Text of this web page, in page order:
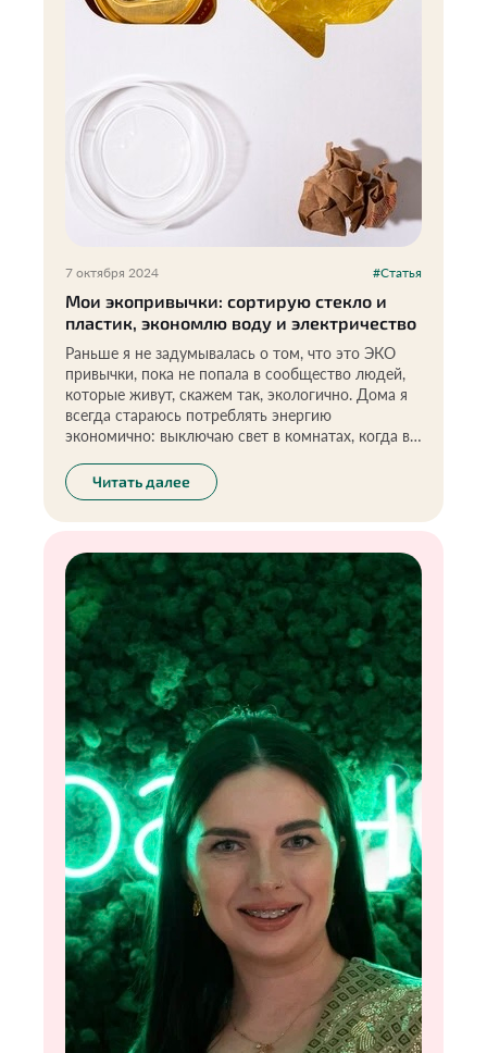
7 октября 2024 #Статья
Мои экопривычки: сортирую стекло и
пластик, экономлю воду и электричество
Раньше я не задумывалась о том, что это ЭКО
привычки, пока не попала в сообщество людей,
которые живут, скажем так, экологично. Дома я
всегда стараюсь потреблять энергию
экономично: выключаю свет в комнатах, когда в
(это у меня еще с детства, когда в школе на
экологии нам рассказывали, что воду нужно
беречь).
Читать далее